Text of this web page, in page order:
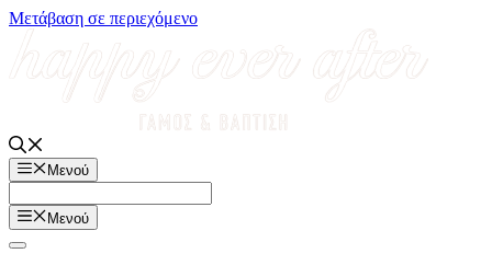
Μετάβαση σε περιεχόμενο
Μενού
Μενού